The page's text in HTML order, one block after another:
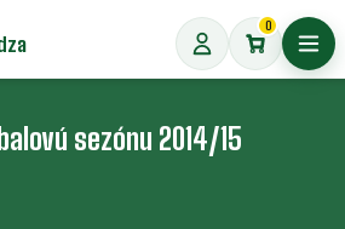
0
sezónu 2014/15